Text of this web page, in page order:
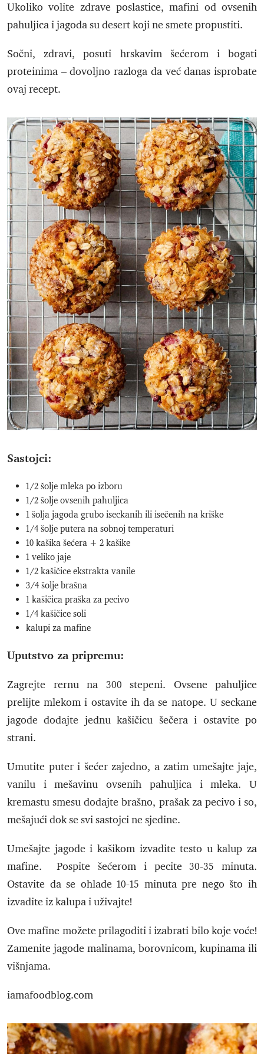
Ukoliko volite zdrave poslastice, mafini od ovsenih
pahuljica i jagoda su desert koji ne smete propustiti.
Sočni, zdravi, posuti hrskavim šećerom i bogati
proteinima – dovoljno razloga da već danas isprobate
ovaj recept.
Sastojci:
1/2 šolje mleka po izboru
1/2 šolje ovsenih pahuljica
1 šolja jagoda grubo iseckanih ili isečenih na kriške
1/4 šolje putera na sobnoj temperaturi
10 kašika šećera + 2 kašike
1 veliko jaje
1/2 kašičice ekstrakta vanile
3/4 šolje brašna
1 kašičica praška za pecivo
1/4 kašičice soli
kalupi za mafine
Uputstvo za pripremu:
Zagrejte rernu na 300 stepeni. Ovsene pahuljice
prelijte mlekom i ostavite ih da se natope. U seckane
jagode dodajte jednu kašičicu šečera i ostavite po
strani.
Umutite puter i šećer zajedno, a zatim umešajte jaje,
vanilu i mešavinu ovsenih pahuljica i mleka. U
kremastu smesu dodajte brašno, prašak za pecivo i so,
mešajući dok se svi sastojci ne sjedine.
Umešajte jagode i kašikom izvadite testo u kalup za
mafine. Pospite šećerom i pecite 30-35 minuta.
Ostavite da se ohlade 10-15 minuta pre nego što ih
izvadite iz kalupa i uživajte!
Ove mafine možete prilagoditi i izabrati bilo koje voće!
Zamenite jagode malinama, borovnicom, kupinama ili
višnjama.
iamafoodblog.com